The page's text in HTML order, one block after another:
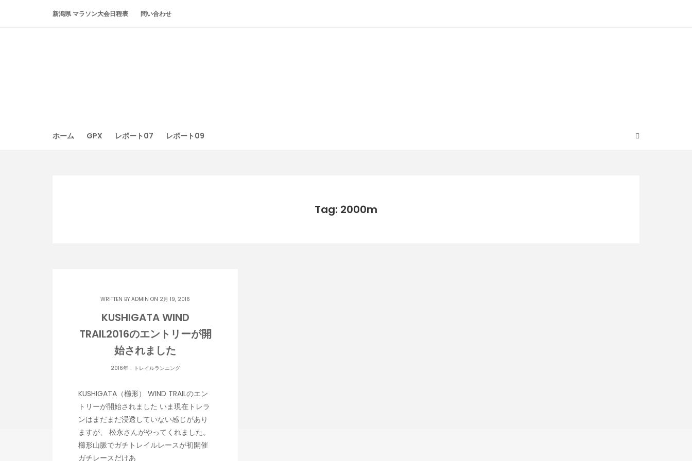
新潟県 マラソン大会日程表 問い合わせ
ホーム GPX レポート07 レポート09
Tag: 2000m
WRITTEN BY ADMIN ON 2月 19, 2016
KUSHIGATA WIND
TRAIL2016のエントリーが開
始されました
2016年. トレイルランニング
KUSHIGATA（櫛形） WIND TRAILのエン
トリーが開始されました いま現在トレラ
ンはまだまだ浸透していない感じがあり
ますが、 松永さんがやってくれました。
櫛形山脈でガチトレイルレースが初開催
ガチレースだけあ